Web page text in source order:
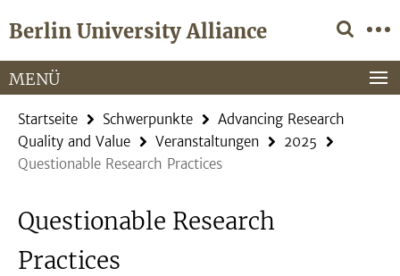
direkt
Inhalt
Berlin University Alliance
Service-
Navigation
MENÜ
Startseite Schwerpunkte
Advancing Research
Quality and Value
Veranstaltungen
2025
Questionable Research Practices
Questionable Research
Practices